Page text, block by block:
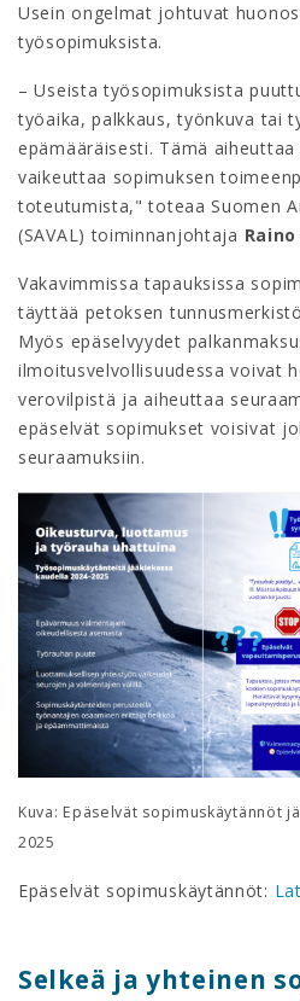
Usein ongelmat johtuvat
työsopimuksista.
– Useista työsopimuksista
työaika, palkkaus, työnkuva tai
epämääräisesti. Tämä
vaikeuttaa sopimuksen
toteutumista," toteaa Suomen
(SAVAL) toiminnanjohtaja
Vakavimmissa tapauksissa
täyttää petoksen
Myös epäselvyydet
ilmoitusvelvollisuudessa voivat
verovilpistä ja aiheuttaa
epäselvät sopimukset voisivat
seuraamuksiin.
Kuva: Epäselvät sopimuskäytännöt
2025
Epäselvät sopimuskäytännöt:
Selkeä ja yhteinen